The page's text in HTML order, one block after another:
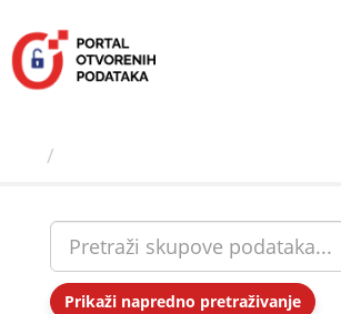
sadržaj
Prikaži napredno pretraživanje